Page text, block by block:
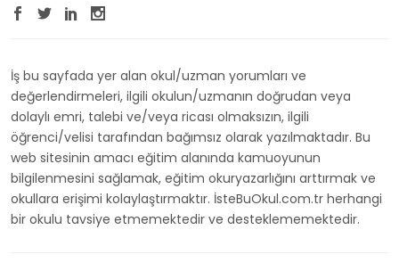
İş bu sayfada yer alan okul/uzman yorumları ve
değerlendirmeleri, ilgili okulun/uzmanın doğrudan veya
dolaylı emri, talebi ve/veya ricası olmaksızın, ilgili
öğrenci/velisi tarafından bağımsız olarak yazılmaktadır. Bu
web sitesinin amacı eğitim alanında kamuoyunun
bilgilenmesini sağlamak, eğitim okuryazarlığını arttırmak ve
okullara erişimi kolaylaştırmaktır. İsteBuOkul.com.tr herhangi
bir okulu tavsiye etmemektedir ve desteklememektedir.